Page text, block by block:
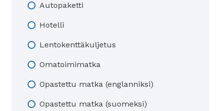
Autopaketti
Hotelli
Lentokenttäkuljetus
Omatoimimatka
Opastettu matka (englanniksi)
Opastettu matka (suomeksi)